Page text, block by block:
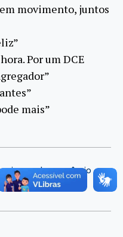
em movimento, juntos
Por um DCE
mais”
ganham prêmio